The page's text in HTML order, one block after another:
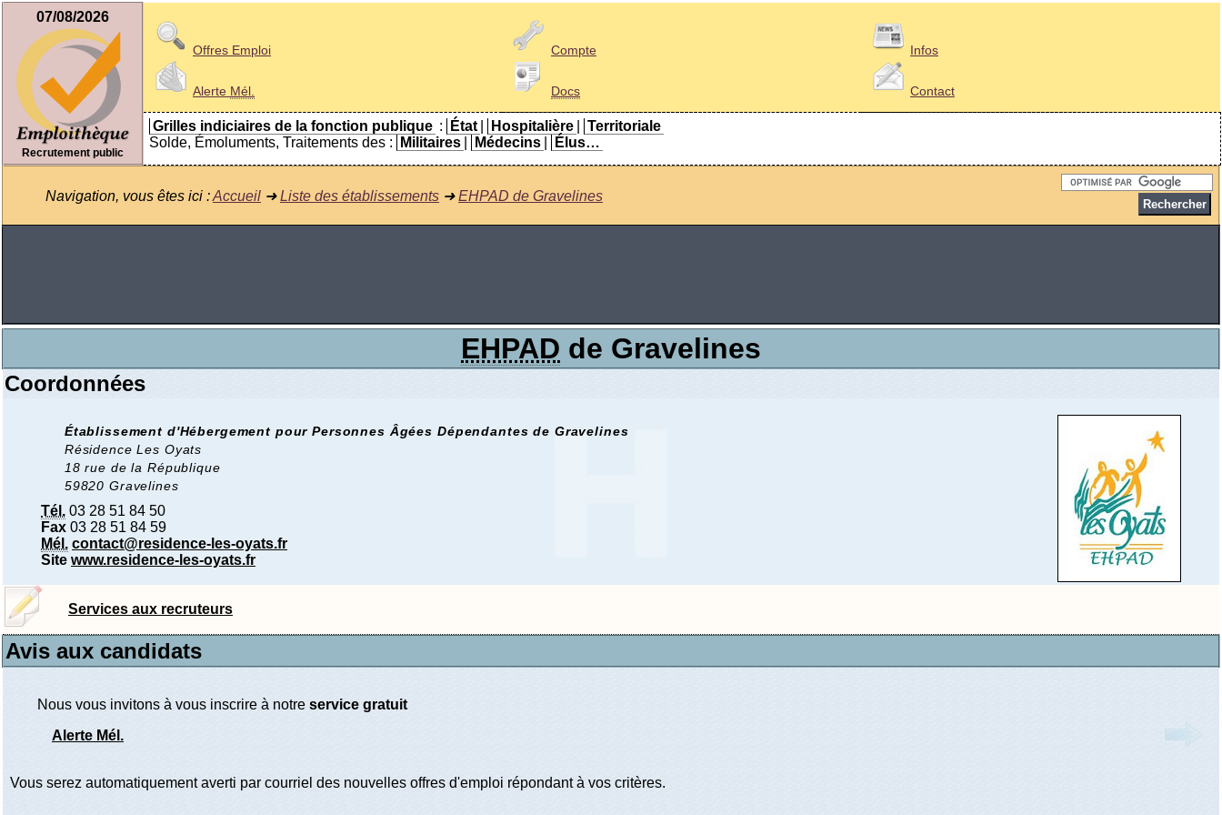
07/08/2026
Recrutement public
Offres Emploi
Alerte Mél.
Compte
Docs
Infos
Contact
Grilles indiciaires de la fonction publique : État Hospitalière
Territoriale
Solde, Émoluments, Traitements des :
Militaires Médecins Élus…
Navigation, vous êtes ici :Accueil ➜Liste des établissements ➜EHPAD de Gravelines
EHPAD de Gravelines
Coordonnées
Établissement d'Hébergement pour Personnes Âgées Dépendantes de Gravelines
Résidence Les Oyats
18 rue de la République
59820 Gravelines
Tél. 03 28 51 84 50
Fax 03 28 51 84 59
Mél. contact@residence-les-oyats.fr
Site www.residence-les-oyats.fr
Services aux recruteurs
Avis aux candidats
Nous vous invitons à vous inscrire à notre service gratuit
Alerte Mél.
Vous serez automatiquement averti par courriel des nouvelles offres d'emploi répondant à vos critères.